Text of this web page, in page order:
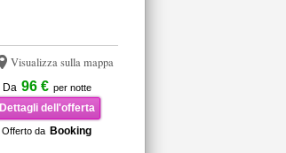
Visualizza sulla mappa
Da 96 € per notte
Dettagli dell'offerta
Offerto da Booking